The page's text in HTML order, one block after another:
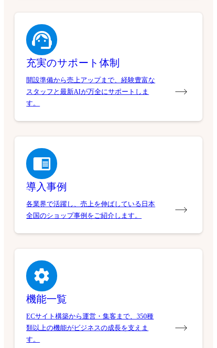
充実のサポート体制
開設準備から売上アップまで、経験豊富な
スタッフと最新AIが万全にサポートしま
す。
導入事例
各業界で活躍し、売上を伸ばしている日本
全国のショップ事例をご紹介します。
機能一覧
ECサイト構築から運営・集客まで、350種
類以上の機能がビジネスの成長を支えま
す。